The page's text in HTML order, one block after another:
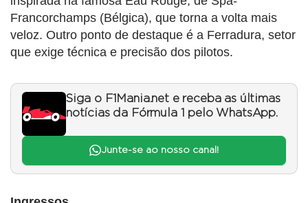
Francorchamps (Bélgica), que torna a volta mais
veloz. Outro ponto de destaque é a Ferradura, setor
que exige técnica e precisão dos pilotos.
Siga o F1Mania.net e receba as últimas
notícias da Fórmula 1 pelo WhatsApp.
Junte-se ao nosso canal!